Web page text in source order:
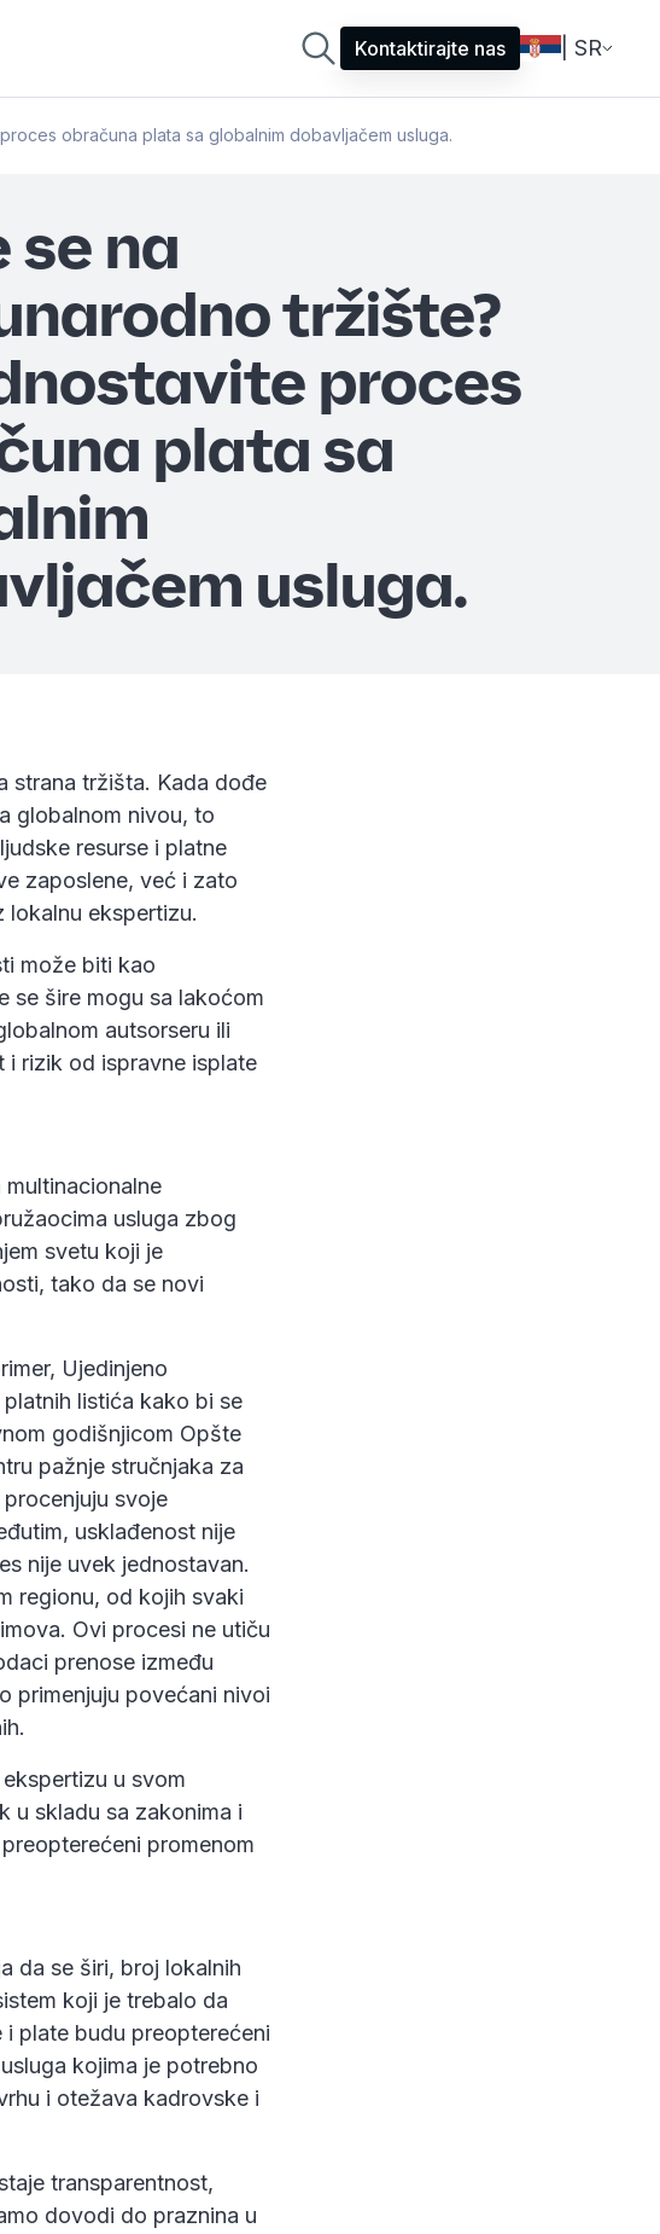
Kontaktirajte nas | SR
obračuna plata sa globalnim dobavljačem usluga.
se na
tržište?
proces
plata sa
usluga.
strana tržišta. Kada dođe
globalnom nivou, to
resurse i platne
zaposlene, već i zato
lokalnu ekspertizu.
može biti kao
se šire mogu sa lakoćom
autsorseru ili
i rizik od ispravne isplate
usluga zbog
svetu koji je
tako da se novi
Ujedinjeno
listića kako bi se
godišnjicom Opšte
pažnje stručnjaka za
svoje
usklađenost nije
nije uvek jednostavan.
regionu, od kojih svaki
Ovi procesi ne utiču
prenose između
primenjuju povećani nivoi
u svom
u skladu sa zakonima i
promenom
da se širi, broj lokalnih
koji je trebalo da
i plate budu preopterećeni
kojima je potrebno
i otežava kadrovske i
transparentnost,
dovodi do praznina u